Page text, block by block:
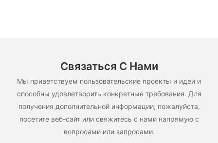
Связаться С Нами
Мы приветствуем пользовательские проекты и идеи и
способны удовлетворить конкретные требования. Для
получения дополнительной информации, пожалуйста,
посетите веб-сайт или свяжитесь с нами напрямую с
вопросами или запросами.